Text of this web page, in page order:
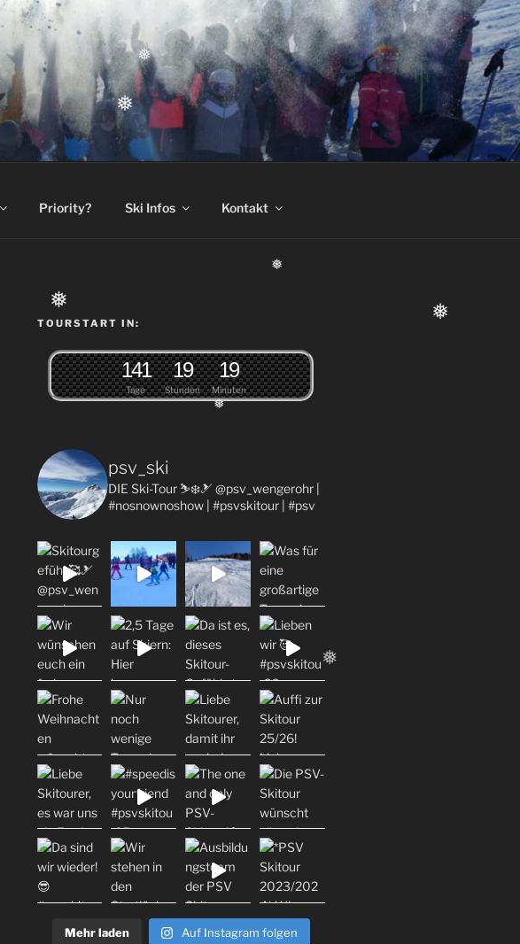
❅
❅
❅
❅
Priority? Ski Infos Kontakt
TOURSTART IN:
Tage
141
Stunden
19
Minuten
19
psv_ski
DIE Ski-Tour ⛷❄️🎿 @psv_wengerohr
#nosnownoshow | #psvskitour | #psv
Mehr laden Auf Instagram folgen